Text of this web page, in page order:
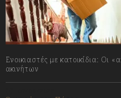
Ενοικιαστές με κατοικίδια: Οι
ακινήτων